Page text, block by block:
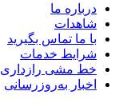
درباره ما
شاهدات
با ما تماس بگیرید
شرایط خدمات
خط مشی رازداری
اخبار به‌روزرسانی